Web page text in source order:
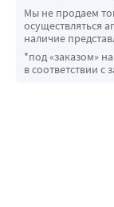
Мы не продаем
осуществляться
наличие
*под «заказом» на
в соответствии